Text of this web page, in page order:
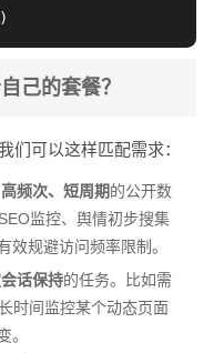
己的套餐？
们可以这样匹配需求：
频次、短周期的公开数
监控、舆情初步搜集
效规避访问频率限制。
话保持的任务。比如需
时间监控某个动态页面
。